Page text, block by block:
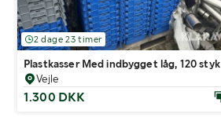
2 dage 23 timer
Plastkasser Med indbygget låg, 120 styk
Vejle
1.300 DKK